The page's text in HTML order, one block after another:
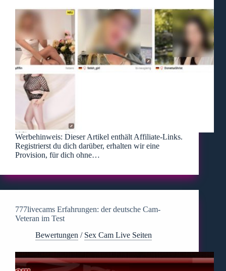
Werbehinweis: Dieser Artikel enthält Affiliate-Links.
Registrierst du dich darüber, erhalten wir eine
Provision, für dich ohne…
777livecams Erfahrungen: der deutsche Cam-
Veteran im Test
Bewertungen / Sex Cam Live Seiten